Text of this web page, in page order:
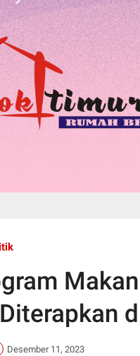
Desember 11, 2023